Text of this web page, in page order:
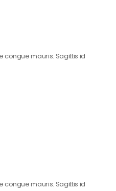
congue mauris. Sagittis id
congue mauris. Sagittis id